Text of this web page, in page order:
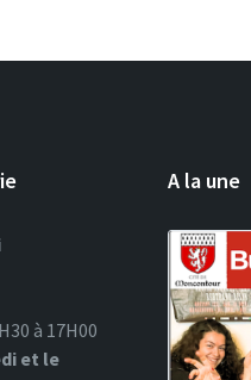
à 17H00
et le
A la une